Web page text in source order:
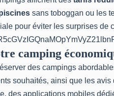
sans toboggan ou les
pour éviter les surprises
camping
des campings
souhaités, ainsi que les
des applications mobiles